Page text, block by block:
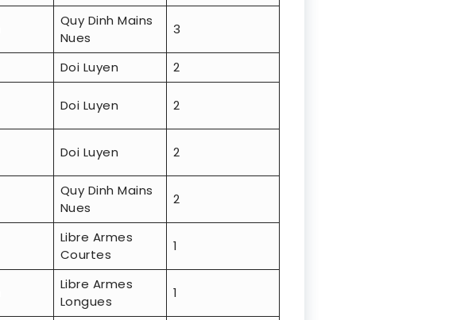
Quy Dinh Mains
Nues
3
Doi Luyen
2
Doi Luyen 2
Doi Luyen 2
Quy Dinh Mains
Nues
2
Libre Armes
Courtes
1
Libre Armes
Longues
1